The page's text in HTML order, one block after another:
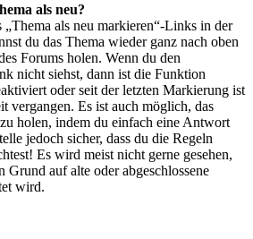
als neu?
als neu markieren“-Links in der
du das Thema wieder ganz nach oben
Forums holen. Wenn du den
nicht siehst, dann ist die Funktion
oder seit der letzten Markierung ist
vergangen. Es ist auch möglich, das
holen, indem du einfach eine Antwort
jedoch sicher, dass du die Regeln
Es wird meist nicht gerne gesehen,
Grund auf alte oder abgeschlossene
wird.